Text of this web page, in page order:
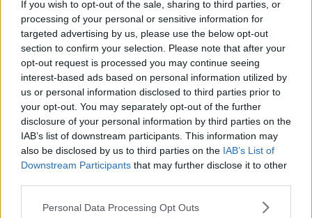
If you wish to opt-out of the sale, sharing to third parties, or
processing of your personal or sensitive information for
targeted advertising by us, please use the below opt-out
section to confirm your selection. Please note that after your
opt-out request is processed you may continue seeing
interest-based ads based on personal information utilized by
us or personal information disclosed to third parties prior to
your opt-out. You may separately opt-out of the further
disclosure of your personal information by third parties on the
IAB’s list of downstream participants. This information may
also be disclosed by us to third parties on the IAB’s List of
Downstream Participants that may further disclose it to other
Personal Data Processing Opt Outs
Salvatore Calleri
Se vuoi leggere le notizie principali della Toscana iscriviti alla
Newsletter QUInews - ToscanaMedia.Arriva gratis tutti i giorni
alle 20:00 direttamente nella tua casella di posta.
Basta cliccareQUI
Articoli dal Blog “Legalità e non solo” di Salvatore Calleri